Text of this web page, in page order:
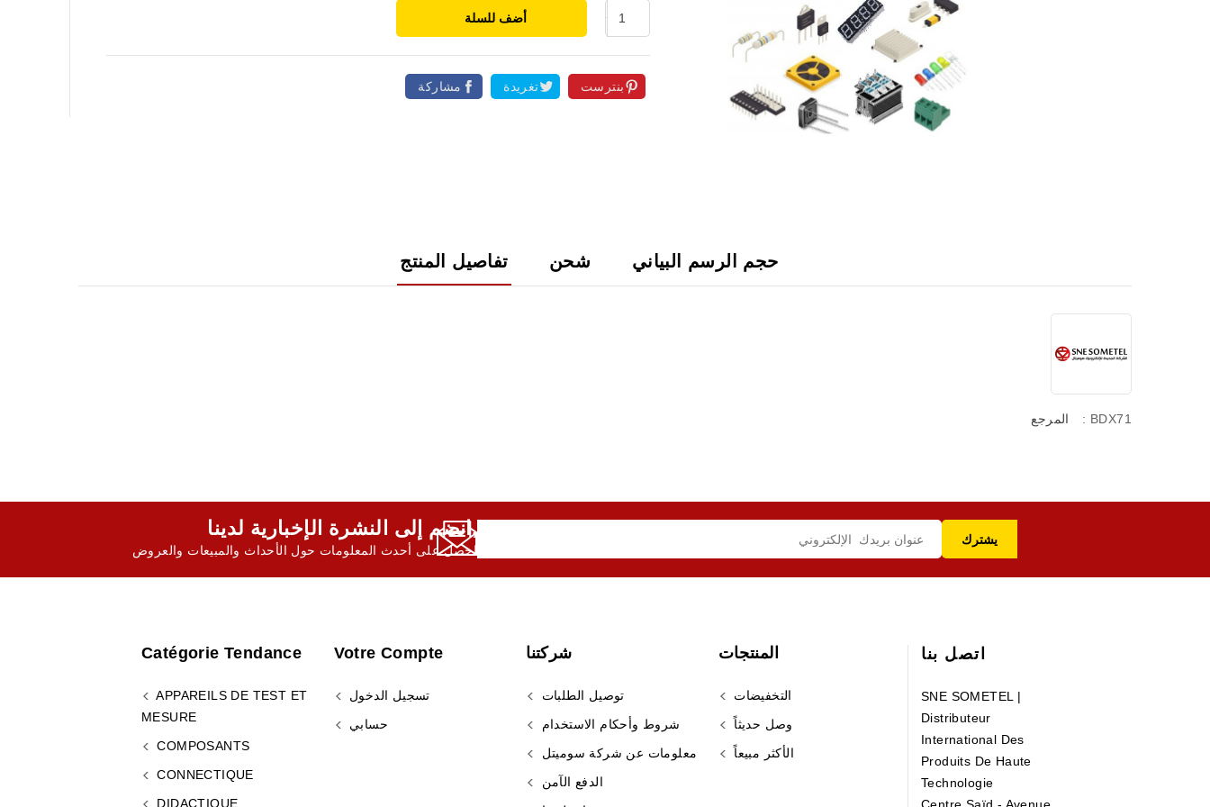
أضف للسلة
مشاركة تغريدة بنترست
تفاصيل المنتج شحن حجم الرسم البياني
المرجع : BDX71
انضم إلى النشرة الإخبارية لدينا,
احصل على أحدث المعلومات حول الأحداث والمبيعات والعروض
اتصل بنا
SNE SOMETEL |
Distributeur
International Des
Produits De Haute
Technologie
المنتجات
التخفيضات
وصل حديثاً
الأكثر مبيعاً
شركتنا
توصيل الطلبات
شروط وأحكام الاستخدام
معلومات عن شركة سوميتل
الدفع الآمن
Votre Compte
تسجيل الدخول
حسابي
Catégorie Tendance
APPAREILS DE TEST ET
MESURE
COMPOSANTS
CONNECTIQUE
DIDACTIQUE